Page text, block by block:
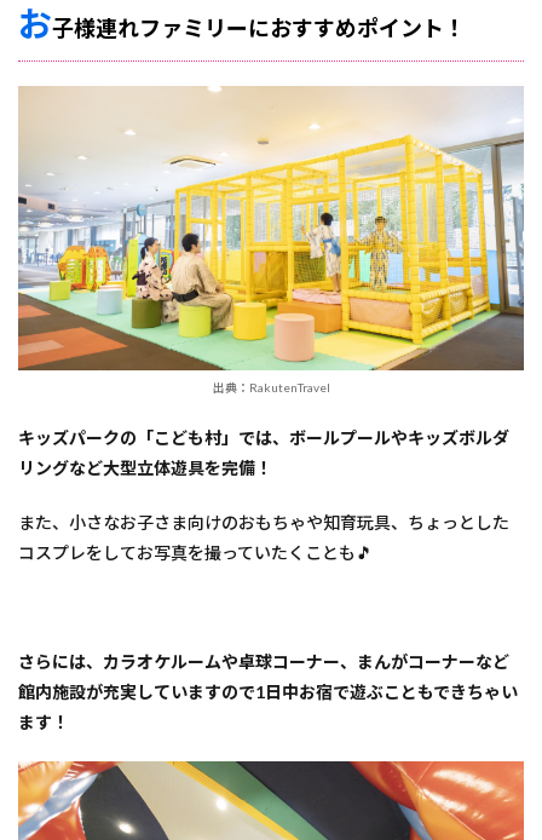
お子様連れファミリーにおすすめポイント！
出典：RakutenTravel
キッズパークの「こども村」では、ボールプールやキッズボルダ
リングなど大型立体遊具を完備！
また、小さなお子さま向けのおもちゃや知育玩具、ちょっとした
コスプレをしてお写真を撮っていたくことも🎵
さらには、カラオケルームや卓球コーナー、まんがコーナーなど
館内施設が充実していますので1日中お宿で遊ぶこともできちゃい
ます！